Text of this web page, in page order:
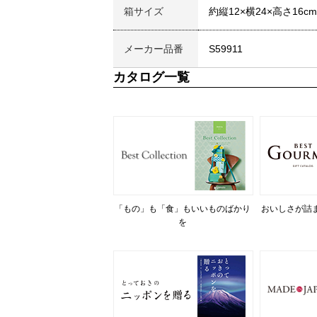
箱サイズ 約縦12×横24×高さ16cm
メーカー品番 S59911
カタログ一覧
「もの」も「食」もいいものばかり
を
おいしさが詰